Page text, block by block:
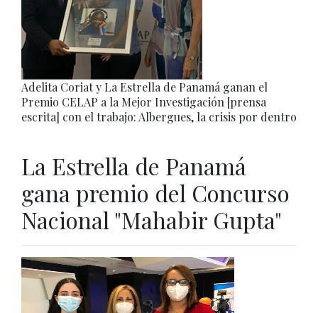
Adelita Coriat y La Estrella de Panamá ganan el
Premio CELAP a la Mejor Investigación [prensa
escrita] con el trabajo: Albergues, la crisis por dentro
La Estrella de Panamá
gana premio del Concurso
Nacional "Mahabir Gupta"